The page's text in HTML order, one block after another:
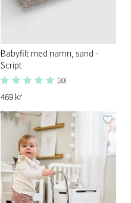
Babyfilt med namn, sand -
Script
(30)
469 kr